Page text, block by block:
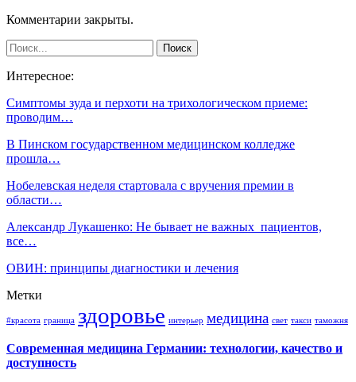
Комментарии закрыты.
Интересное:
Симптомы зуда и перхоти на трихологическом приеме:
проводим…
В Пинском государственном медицинском колледже
прошла…
Нобелевская неделя стартовала с вручения премии в
области…
Александр Лукашенко: Не бывает не важных пациентов,
все…
ОВИН: принципы диагностики и лечения
Метки
#красота граница здоровье интерьер медицина свет такси таможня
Современная медицина Германии: технологии, качество и
доступность